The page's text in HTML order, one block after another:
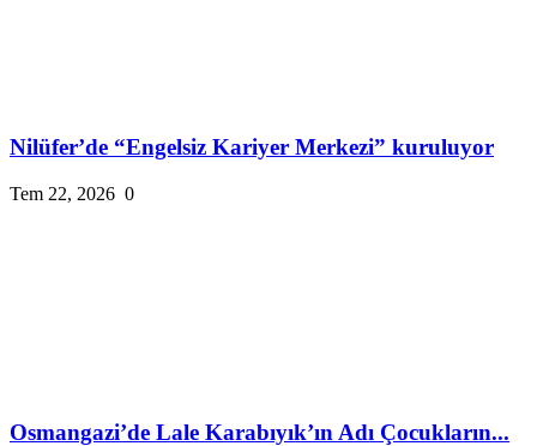
Nilüfer’de “Engelsiz Kariyer Merkezi” kuruluyor
Tem 22, 2026 0
Osmangazi’de Lale Karabıyık’ın Adı Çocukların...